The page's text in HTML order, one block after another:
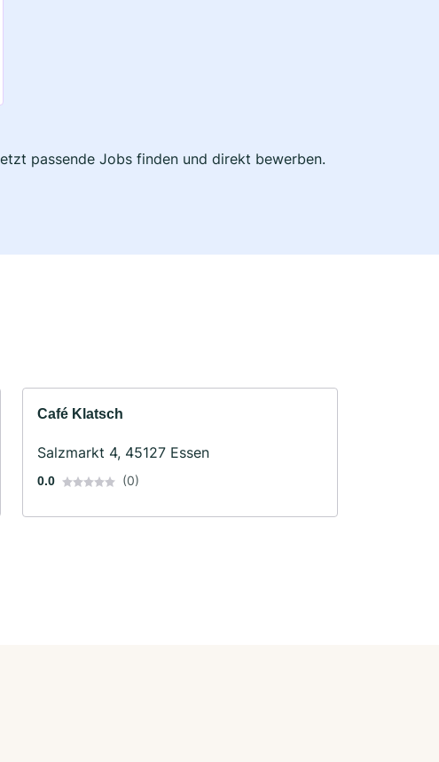
passende Jobs finden und direkt bewerben.
Café Klatsch
Salzmarkt 4, 45127 Essen
0.0 (0)